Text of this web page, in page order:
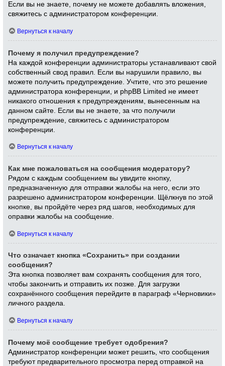
Если вы не знаете, почему не можете добавлять вложения,
свяжитесь с администратором конференции.
Вернуться к началу
Почему я получил предупреждение?
На каждой конференции администраторы устанавливают свой
собственный свод правил. Если вы нарушили правило, вы
можете получить предупреждение. Учтите, что это решение
администратора конференции, и phpBB Limited не имеет
никакого отношения к предупреждениям, вынесенным на
данном сайте. Если вы не знаете, за что получили
предупреждение, свяжитесь с администратором
конференции.
Вернуться к началу
Как мне пожаловаться на сообщения модератору?
Рядом с каждым сообщением вы увидите кнопку,
предназначенную для отправки жалобы на него, если это
разрешено администратором конференции. Щёлкнув по этой
кнопке, вы пройдёте через ряд шагов, необходимых для
оправки жалобы на сообщение.
Вернуться к началу
Что означает кнопка «Сохранить» при создании
сообщения?
Эта кнопка позволяет вам сохранять сообщения для того,
чтобы закончить и отправить их позже. Для загрузки
сохранённого сообщения перейдите в параграф «Черновики»
личного раздела.
Вернуться к началу
Почему моё сообщение требует одобрения?
Администратор конференции может решить, что сообщения
требуют предварительного просмотра перед отправкой на